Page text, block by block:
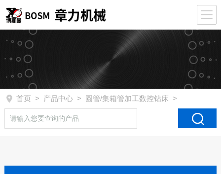
首页 > 产品中心> 圆管/集箱管加工数控钻床 >